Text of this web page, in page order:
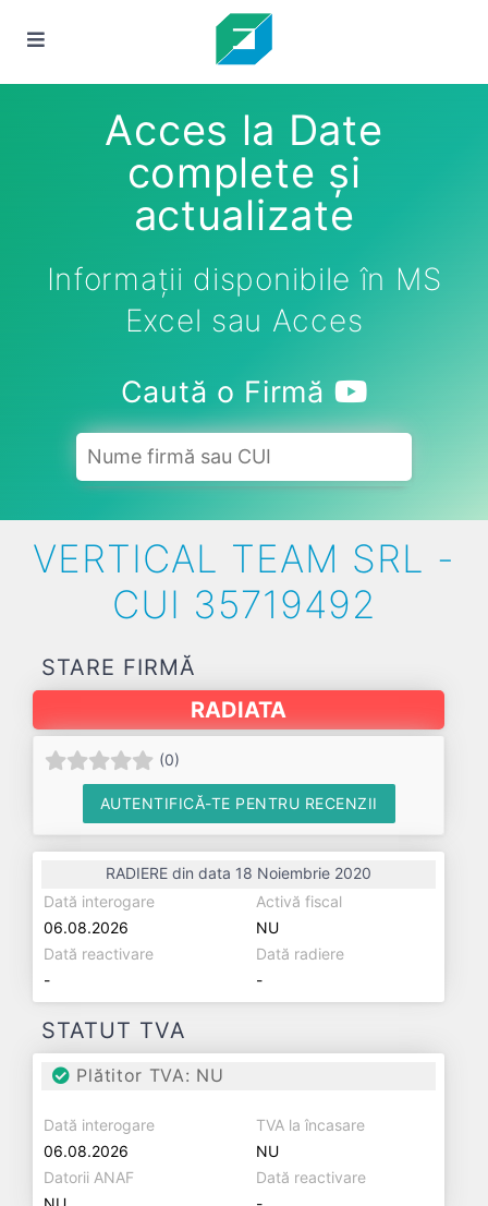
Acces la Date
complete și
actualizate
Informații disponibile în MS
Excel sau Acces
Caută o Firmă
VERTICAL TEAM SRL -
CUI 35719492
STARE FIRMĂ
RADIATA
(0)
AUTENTIFICĂ-TE PENTRU RECENZII
RADIERE din data 18 Noiembrie 2020
Dată interogare
06.08.2026
Activă fiscal
NU
Dată reactivare
-
Dată radiere
-
STATUT TVA
Plătitor TVA: NU
Dată interogare
06.08.2026
TVA la încasare
NU
Datorii ANAF
Dată reactivare